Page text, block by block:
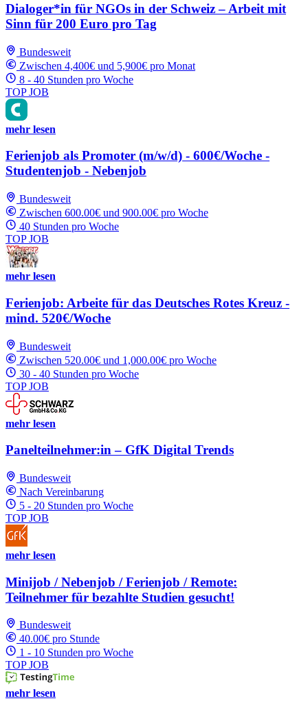
Dialoger*in für NGOs in der Schweiz – Arbeit mit
Sinn für 200 Euro pro Tag
Bundesweit
Zwischen 4,400€ und 5,900€ pro Monat
8 - 40 Stunden pro Woche
TOP JOB
mehr lesen
Ferienjob als Promoter (m/w/d) - 600€/Woche -
Studentenjob - Nebenjob
Bundesweit
Zwischen 600.00€ und 900.00€ pro Woche
40 Stunden pro Woche
TOP JOB
mehr lesen
Ferienjob: Arbeite für das Deutsches Rotes Kreuz -
mind. 520€/Woche
Bundesweit
Zwischen 520.00€ und 1,000.00€ pro Woche
30 - 40 Stunden pro Woche
TOP JOB
mehr lesen
Panelteilnehmer:in – GfK Digital Trends
Bundesweit
Nach Vereinbarung
5 - 20 Stunden pro Woche
TOP JOB
mehr lesen
Minijob / Nebenjob / Ferienjob / Remote:
Teilnehmer für bezahlte Studien gesucht!
Bundesweit
40.00€ pro Stunde
1 - 10 Stunden pro Woche
TOP JOB
mehr lesen